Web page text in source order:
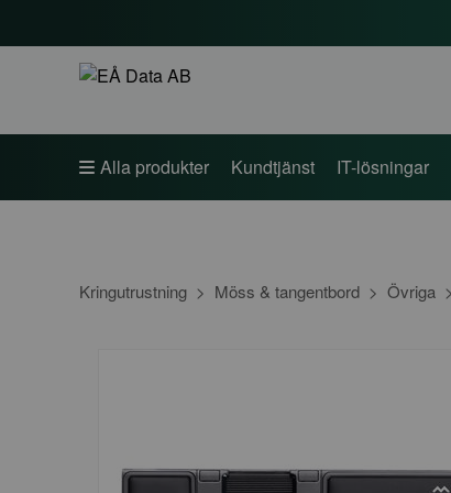
Alla produkter Kundtjänst IT-lösningar
Kringutrustning Möss & tangentbord Övriga